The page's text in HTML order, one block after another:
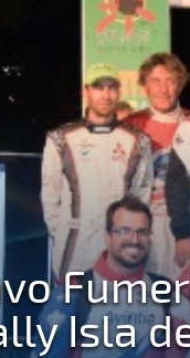
Isla